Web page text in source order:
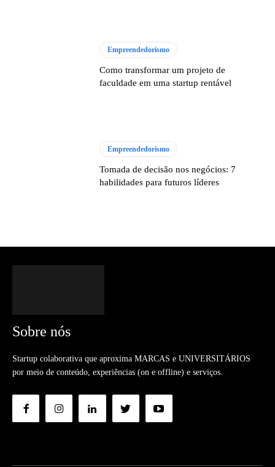
Empreendedorismo
Como transformar um projeto de
faculdade em uma startup rentável
Empreendedorismo
Tomada de decisão nos negócios: 7
habilidades para futuros líderes
Sobre nós
Startup colaborativa que aproxima MARCAS e UNIVERSITÁRIOS
por meio de conteúdo, experiências (on e offline) e serviços.